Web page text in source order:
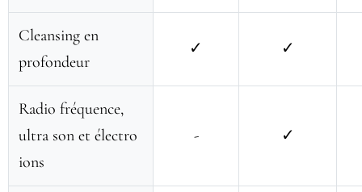
Cleansing en
profondeur
✓ ✓
Radio fréquence,
ultra son et électro
ions
- ✓